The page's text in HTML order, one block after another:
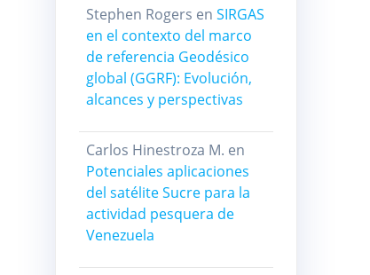
Stephen Rogers en SIRGAS
en el contexto del marco
de referencia Geodésico
global (GGRF): Evolución,
alcances y perspectivas
Carlos Hinestroza M. en
Potenciales aplicaciones
del satélite Sucre para la
actividad pesquera de
Venezuela